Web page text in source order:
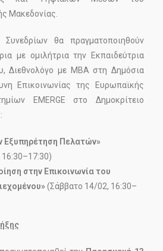
Μακεδονίας.
θα πραγματοποιηθούν
με ομιλήτρια την Εκπαιδεύτρια
Διεθνολόγο με MBA στη Δημόσια
Επικοινωνίας της Ευρωπαϊκής
EMERGE στο Δημοκρίτειο
Εξυπηρέτηση Πελατών»
στην Επικοινωνία του
(Σάββατο 14/02, 16:30–